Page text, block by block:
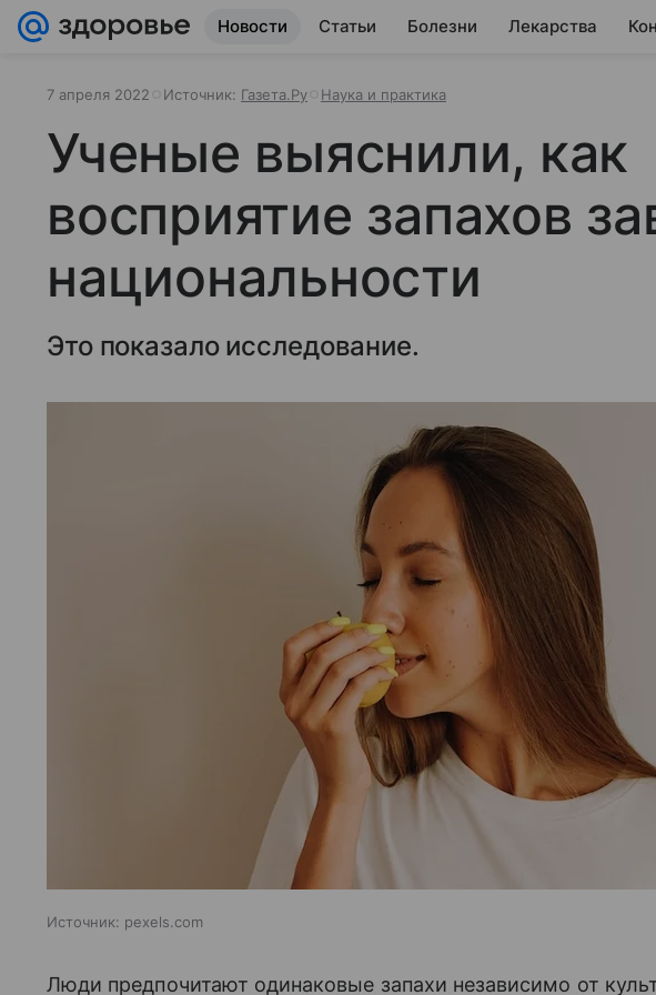
Новости Статьи Болезни Лекарства
7 апреля 2022 Источник: Газета.Ру Наука и практика
Ученые выяснили, как
восприятие запахов
национальности
Это показало исследование.
Источник: pexels.com
Люди предпочитают одинаковые запахи независимо от